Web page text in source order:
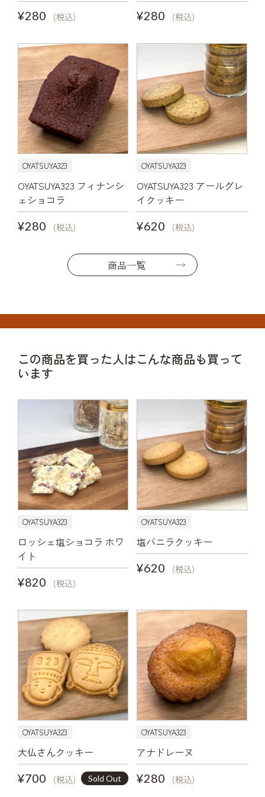
¥280
(税込)
¥280
(税込)
OYATSUYA323
OYATSUYA323 フィナンシ
ェショコラ
¥280
(税込)
OYATSUYA323
OYATSUYA323 アールグレ
イクッキー
¥620
(税込)
商品一覧
この商品を買った人はこんな商品も買って
います
OYATSUYA323
ロッシェ塩ショコラ ホワ
イト
¥820
(税込)
OYATSUYA323
塩バニラクッキー
¥620
(税込)
OYATSUYA323
大仏さんクッキー
¥700
(税込) Sold Out
OYATSUYA323
アナドレーヌ
¥280
(税込)